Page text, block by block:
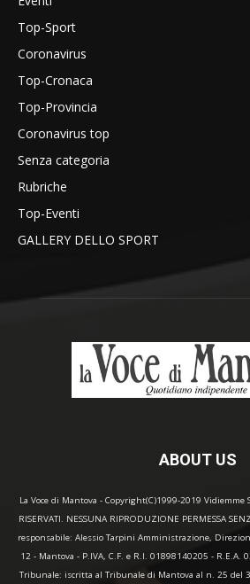
Top-Sport
Coronavirus
Top-Cronaca
Top-Provincia
Coronavirus top
Senza categoria
Rubriche
Top-Eventi
GALLERY DELLO SPORT
ABOUT US
La Voce di Mantova - Copyright(C)1999-2019 Vidiemme
RISERVATI. NESSUNA RIPRODUZIONE PERMESSA
responsabile: Alessio Tarpini Amministrazione,
12 - Mantova - P.IVA, C.F. e R.I. 01898140205 - R.E.A.
Tribunale: iscritta al Tribunale di Mantova al n. 25 del